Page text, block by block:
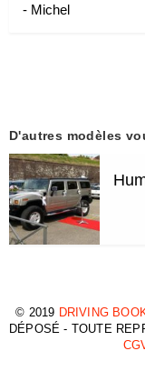
- Michel
D'autres modèles
© 2019 DRIVING
DÉPOSÉ - TOUTE